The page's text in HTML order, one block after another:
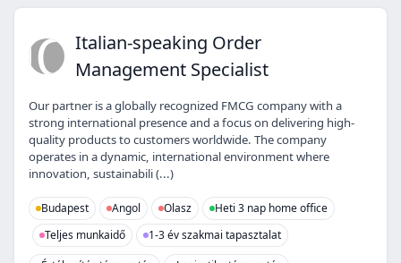
IO Italian-speaking Order
Management Specialist
Our partner is a globally recognized FMCG company with a
strong international presence and a focus on delivering high-
quality products to customers worldwide. The company
operates in a dynamic, international environment where
innovation, sustainabili (...)
Budapest Angol Olasz
Heti 3 nap home office
Teljes munkaidő
1-3 év szakmai tapasztalat